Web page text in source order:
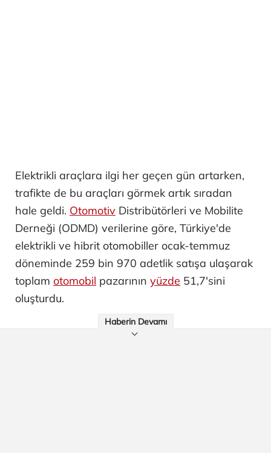
Elektrikli araçlara ilgi her geçen gün artarken,
trafikte de bu araçları görmek artık sıradan
hale geldi. Otomotiv Distribütörleri ve Mobilite
Derneği (ODMD) verilerine göre, Türkiye'de
elektrikli ve hibrit otomobiller ocak-temmuz
döneminde 259 bin 970 adetlik satışa ulaşarak
toplam otomobil pazarının yüzde 51,7'sini
oluşturdu.
Haberin Devamı